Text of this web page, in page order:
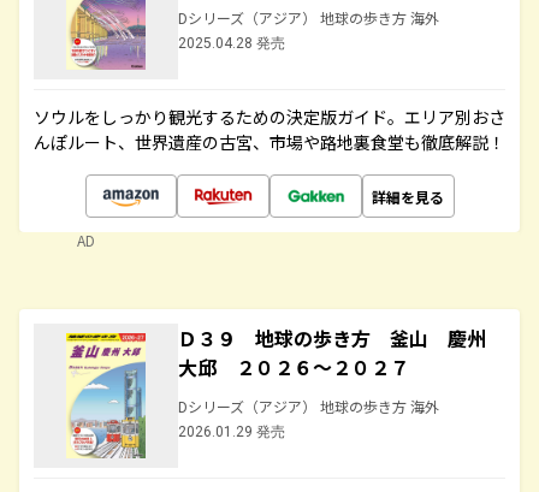
Dシリーズ（アジア） 地球の歩き方 海外
2025.04.28 発売
ソウルをしっかり観光するための決定版ガイド。エリア別おさ
んぽルート、世界遺産の古宮、市場や路地裏食堂も徹底解説！
詳細を見る
AD
Ｄ３９ 地球の歩き方 釜山 慶州
大邱 ２０２６～２０２７
Dシリーズ（アジア） 地球の歩き方 海外
2026.01.29 発売